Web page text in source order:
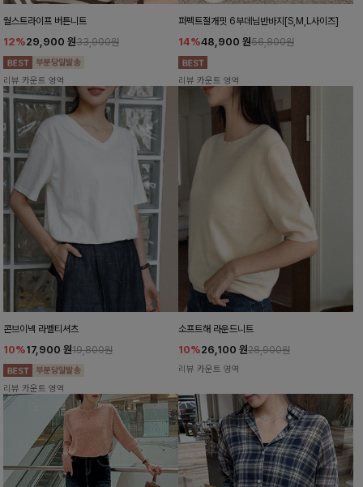
월스트라이프 버튼니트
12%29,900 원33,900원
리뷰 카운트 영역
퍼펙트절개핏 6부데님반바지[S,M,L사이즈]
14%48,900 원56,800원
리뷰 카운트 영역
콘브이넥 라벨티셔츠
10%17,900 원19,800원
리뷰 카운트 영역
소프트해 라운드니트
10%26,100 원28,900원
리뷰 카운트 영역